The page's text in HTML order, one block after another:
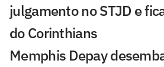
julgamento no STJD e
do Corinthians
Memphis Depay